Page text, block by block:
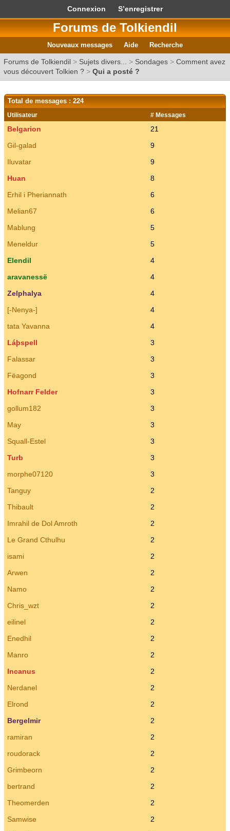
Connexion S’enregistrer
Forums de Tolkiendil
Nouveaux messages Aide Recherche
Forums de Tolkiendil > Sujets divers... > Sondages > Comment avez
vous découvert Tolkien ? > Qui a posté ?
Total de messages : 224
Utilisateur # Messages
Belgarion
21
Gil-galad
9
Iluvatar
9
Huan
8
Erhil i Pheriannath
6
Melian67
6
Mablung
5
Meneldur
5
Elendil
4
aravanessë
4
Zelphalya
4
[-Nenya-]
4
tata Yavanna
4
Láþspell
3
Falassar
3
Fëagond
3
Hofnarr Felder
3
gollum182
3
May
3
Squall-Estel
3
Turb
3
morphe07120
3
Tanguy
2
Thibault
2
Imrahil de Dol Amroth
2
Le Grand Cthulhu
2
isami
2
Arwen
2
Namo
2
Chris_wzt
2
eilinel
2
Enedhil
2
Manro
2
Incanus
2
Nerdanel
2
Elrond
2
Bergelmir
2
ramiran
2
roudorack
2
Grimbeorn
2
bertrand
2
Theomerden
2
Samwise
2